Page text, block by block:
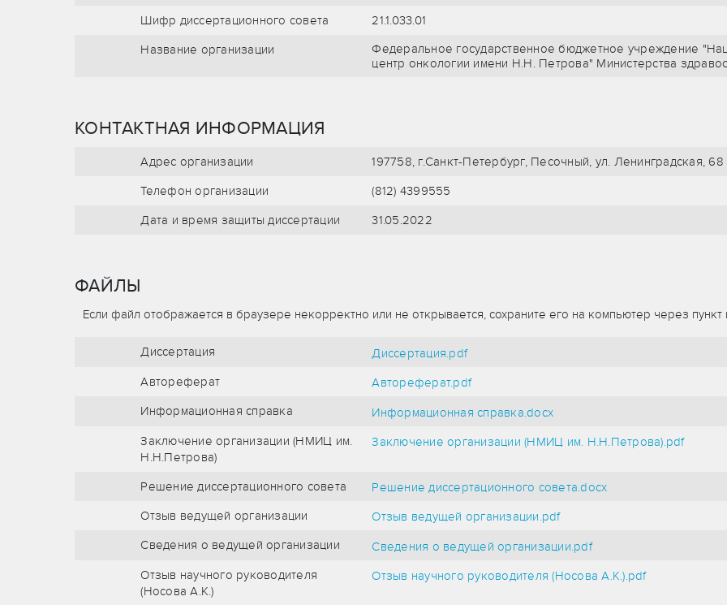
Шифр диссертационного совета
21.1.033.01
Название организации
Федеральное государственное бюджетное учреждение
центр онкологии имени Н.Н. Петрова" Министерства
КОНТАКТНАЯ ИНФОРМАЦИЯ
Адрес организации
197758, г.Санкт-Петербург, Песочный, ул. Ленинградская, 68
Телефон организации
(812) 4399555
Дата и время защиты диссертации
31.05.2022
ФАЙЛЫ
Если файл отображается в браузере некорректно или не открывается, сохраните его на компьютер через
Диссертация
Диссертация.pdf
Автореферат
Автореферат.pdf
Информационная справка
Информационная справка.docx
Заключение организации (НМИЦ им.
Н.Н.Петрова)
Заключение организации (НМИЦ им. Н.Н.Петрова).pdf
Решение диссертационного совета
Решение диссертационного совета.docx
Отзыв ведущей организации
Отзыв ведущей организации.pdf
Сведения о ведущей организации
Сведения о ведущей организации.pdf
Отзыв научного руководителя
(Носова А.К.)
Отзыв научного руководителя (Носова А.К.).pdf